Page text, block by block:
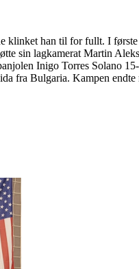
klinket han til for fullt. I
sin lagkamerat Martin
Inigo Torres Solano
fra Bulgaria. Kampen endte